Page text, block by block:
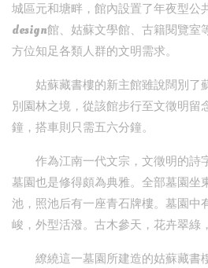
城區元和塘畔，館內設置了年夜型公
design館、姑蘇文學館、古籍閱覽室
方位知足各類人群的文明需求。
姑蘇藏書樓的新主館雖說闊別了
別園林之境，從該館步行至文徵明留
鐘，搭車則只需五六分鐘。
作為江南一代文宗，文徵明的詩
墓園也是修得頗為典雅。全部墓園坐
池，照池后有一座青石牌樓。墓園中
峻，外型活潑。古木參天，花卉翠綠
繚繞這一墓園所建造的姑蘇藏書